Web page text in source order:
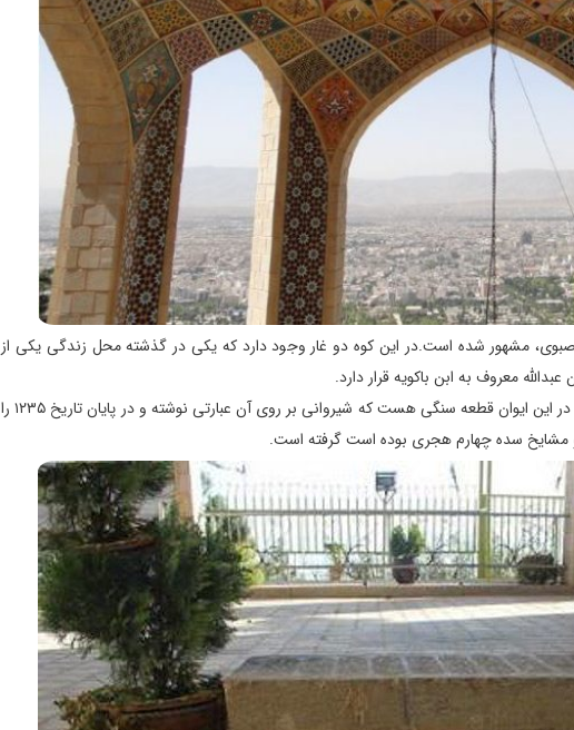
صبوی، مشهور شده است.در این کوه دو غار وجود دارد که یکی در گذشته محل زندگی یکی از
معروف به ابن باکویه قرار دارد.
در جلوی غار ایوانی قرار دارد که از سنگ و گچ ساخته شده است. در این ایوان قطعه سنگی هست که شیروانی بر روی آن عبارتی نوشته و در پایان تاریخ ۱۲۳۵ را
و مشایخ سده چهارم هجری بوده است گرفته است.